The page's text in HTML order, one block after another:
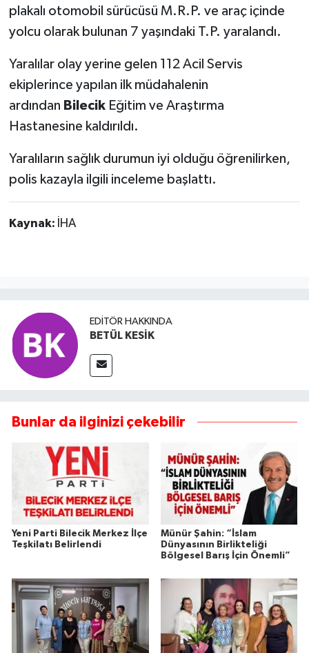
plakalı otomobil sürücüsü M.R.P. ve araç içinde
yolcu olarak bulunan 7 yaşındaki T.P. yaralandı.
Yaralılar olay yerine gelen 112 Acil Servis
ekiplerince yapılan ilk müdahalenin
ardından BilecikEğitim ve Araştırma
Hastanesine kaldırıldı.
Yaralıların sağlık durumun iyi olduğu öğrenilirken,
polis kazayla ilgili inceleme başlattı.
Kaynak: İHA
EDITÖR HAKKINDA
BETÜL KESİK
Bunlar da ilginizi çekebilir
Yeni Parti Bilecik Merkez İlçe
Teşkilatı Belirlendi
Münür Şahin: “İslam
Dünyasının Birlikteliği
Bölgesel Barış İçin Önemli”